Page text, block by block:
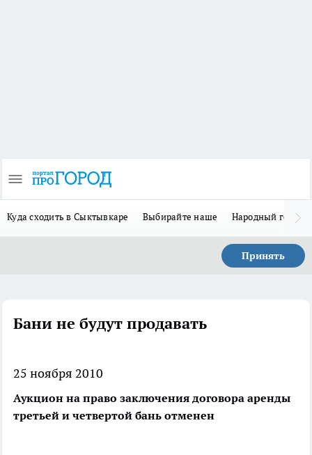
Куда сходить в Сыктывкаре Выбирайте наше Народный герой
Принять
Бани не будут продавать
25 ноября 2010
Аукцион на право заключения договора аренды
третьей и четвертой бань отменен